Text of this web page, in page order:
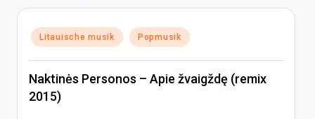
Posted
in
Litauische musik Popmusik
Naktinės Personos – Apie žvaigždę (remix
2015)